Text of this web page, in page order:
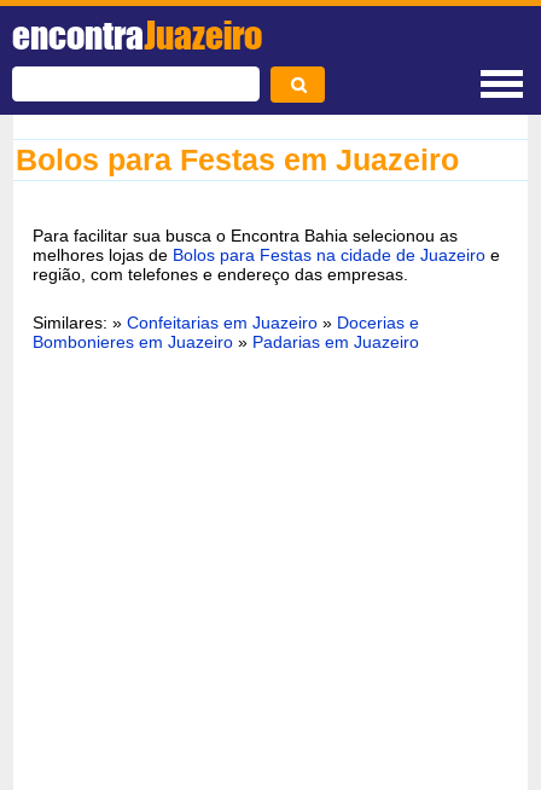
encontraJuazeiro
Bolos para Festas em Juazeiro
Para facilitar sua busca o Encontra Bahia selecionou as
melhores lojas de Bolos para Festas na cidade de Juazeiro e
região, com telefones e endereço das empresas.
Similares: »Confeitarias em Juazeiro » Docerias e
Bombonieres em Juazeiro » Padarias em Juazeiro